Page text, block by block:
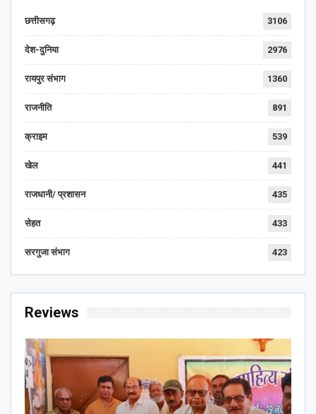
छत्तीसगढ़ 3106
देश-दुनिया 2976
रायपुर संभाग 1360
राजनीति 891
क्राइम 539
खेल 441
राजधानी/ प्रशासन 435
सेहत 433
सरगुजा संभाग 423
Reviews